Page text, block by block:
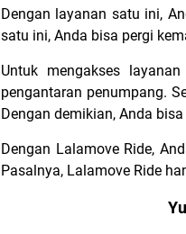
Dengan layanan satu ini,
satu ini, Anda bisa pergi
Untuk mengakses
pengantaran penumpang.
Dengan demikian, Anda
Dengan Lalamove Ride,
Pasalnya, Lalamove Ride